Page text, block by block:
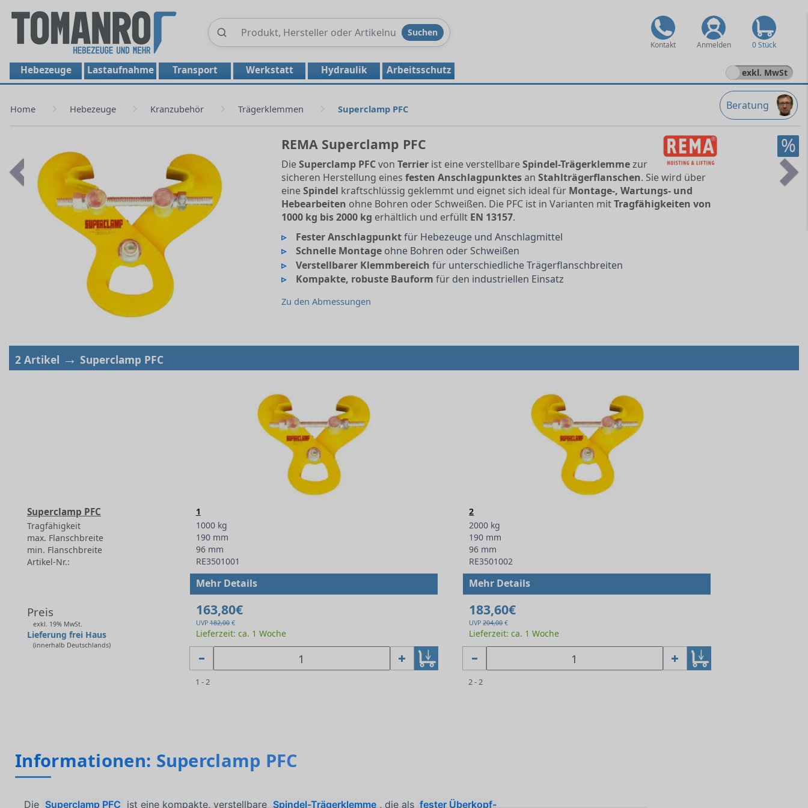
Produkte
Suchen
Kontakt Anmelden 0 Stück
Hebezeuge Lastaufnahme Transport Werkstatt Hydraulik Arbeitsschutz exkl. MwSt
Beratung
Home Hebezeuge Kranzubehör Trägerklemmen Superclamp PFC
Previous
%
REMA Superclamp PFC
DieSuperclamp PFCvon Terrierist eine verstellbareSpindel-Trägerklemmezur
sicheren Herstellung eines festen Anschlagpunktesan Stahlträgerflanschen. Sie wird über
eineSpindel kraftschlüssig geklemmt und eignet sich ideal für Montage-, Wartungs- und
Hebearbeiten ohne Bohren oder Schweißen. Die PFC ist in Varianten mitTragfähigkeiten von
1000 kg bis 2000 kg erhältlich und erfüllt EN 13157.
Fester Anschlagpunktfür Hebezeuge und Anschlagmittel
Schnelle Montage ohne Bohren oder Schweißen
Verstellbarer Klemmbereich für unterschiedliche Trägerflanschbreiten
Kompakte, robuste Bauform für den industriellen Einsatz
Zu den Abmessungen
2 Artikel → Superclamp PFC
Superclamp PFC
Tragfähigkeit
max. Flanschbreite
min. Flanschbreite
Artikel-Nr.:
Preis
exkl. 19% MwSt.
Lieferung frei Haus
(innerhalb Deutschlands)
1
1000 kg
190 mm
96 mm
RE3501001
Mehr Details
163,80€
UVP182,00€
Lieferzeit: ca. 1 Woche
1 - 2
2
2000 kg
190 mm
96 mm
RE3501002
Mehr Details
183,60€
UVP204,00€
Lieferzeit: ca. 1 Woche
2 - 2
Informationen: Superclamp PFC
Die Superclamp PFC ist eine kompakte, verstellbare Spindel-Trägerklemme , die als fester Überkopf-